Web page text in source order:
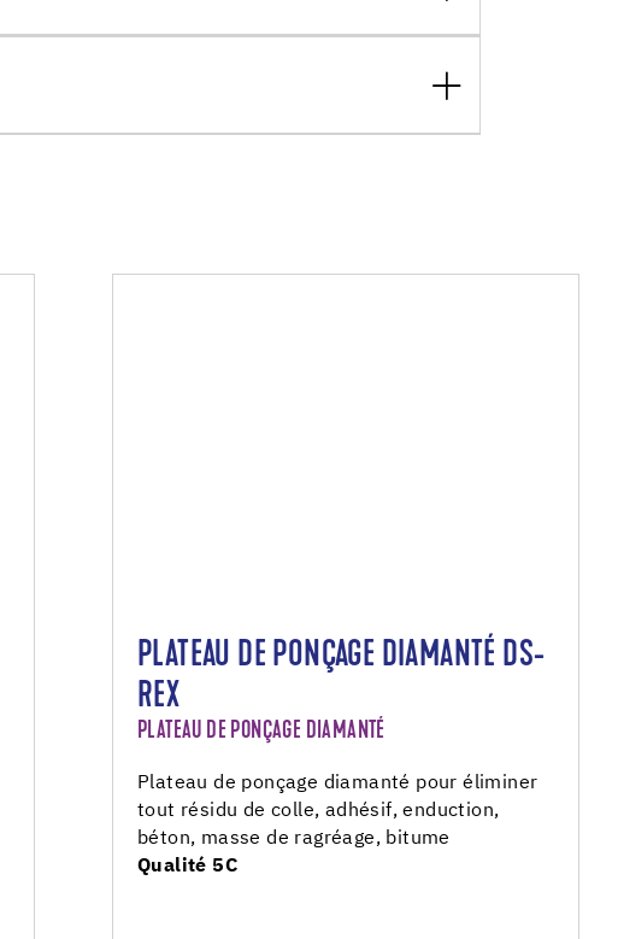
PLATEAU DE PONÇAGE DIAMANTÉ DS-
REX
PLATEAU DE PONÇAGE DIAMANTÉ
Plateau de ponçage diamanté pour éliminer
tout résidu de colle, adhésif, enduction,
béton, masse de ragréage, bitume
Qualité 5C